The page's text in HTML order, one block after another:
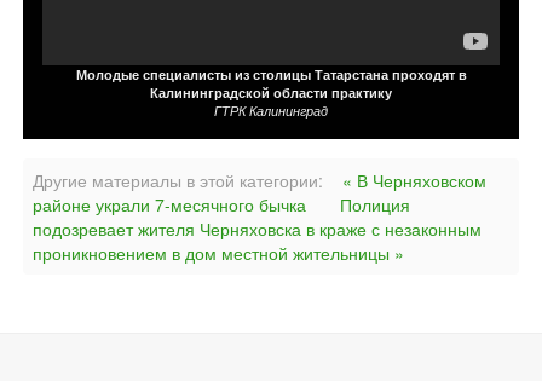
Молодые специалисты из столицы Татарстана проходят в
Калининградской области практику
ГТРК Калининград
Другие материалы в этой категории:
« В Черняховском
районе украли 7-месячного бычка
Полиция
подозревает жителя Черняховска в краже с незаконным
проникновением в дом местной жительницы »